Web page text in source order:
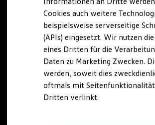
Software Updates
Service und Ersatzteile
Inspektion und HU/AU
Reparaturen und Checks
Motorenöl und
Räder und Reifen
Pannen- und Unfallhilfe
Economy Service
Volkswagen Teile
Zubehör
Modellspezifisches Zubehör
Cookies auch weitere
beispielsweise serverseitige
(APIs) eingesetzt. Wir nutzen
eines Dritten für die
Daten zu Marketing Zwecken.
werden, soweit dies
oftmals mit
Dritten verlinkt.